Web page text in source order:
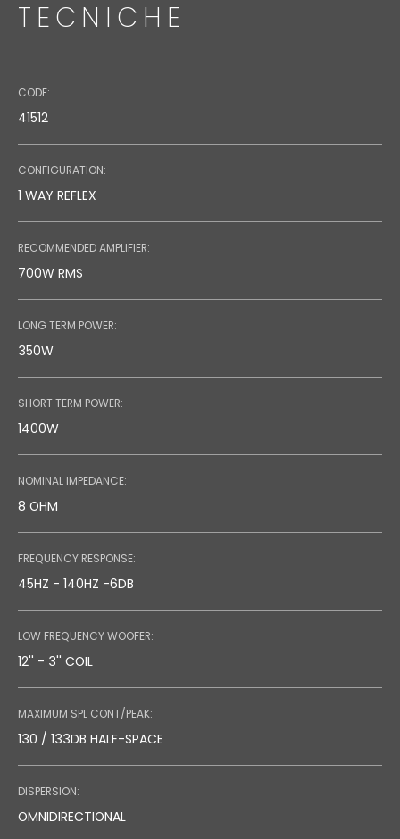
TECNICHE
CODE:
41512
CONFIGURATION:
1 WAY REFLEX
RECOMMENDED AMPLIFIER:
700W RMS
LONG TERM POWER:
350W
SHORT TERM POWER:
1400W
NOMINAL IMPEDANCE:
8 OHM
FREQUENCY RESPONSE:
45HZ - 140HZ -6DB
LOW FREQUENCY WOOFER:
12'' - 3'' COIL
MAXIMUM SPL CONT/PEAK:
130 / 133DB HALF-SPACE
DISPERSION:
OMNIDIRECTIONAL
FMS 220BK